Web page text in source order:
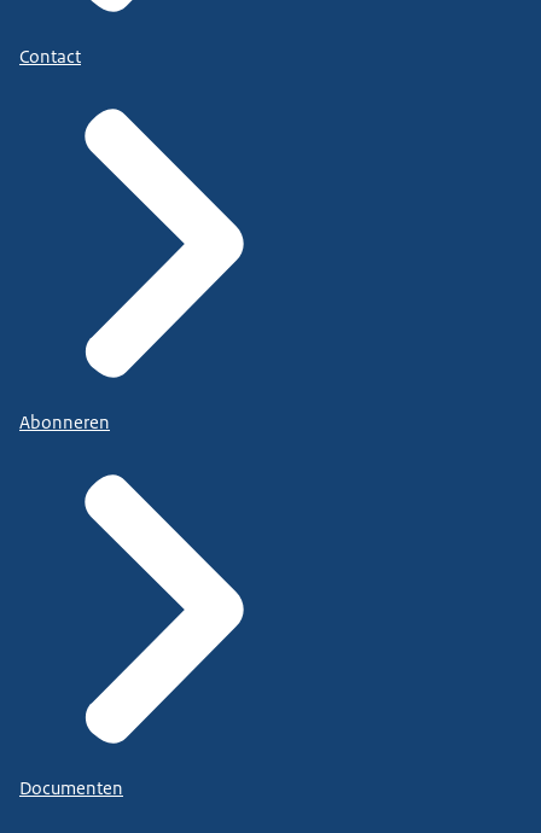
Contact
Abonneren
Documenten